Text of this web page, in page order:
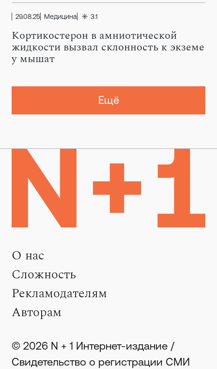
29.08.25 Медицина 3.1
Кортикостерон в амниотической
жидкости вызвал склонность к экземе
у мышат
Ещё
О нас
Сложность
Рекламодателям
Авторам
© 2026 N + 1 Интернет-издание /
Свидетельство о регистрации СМИ